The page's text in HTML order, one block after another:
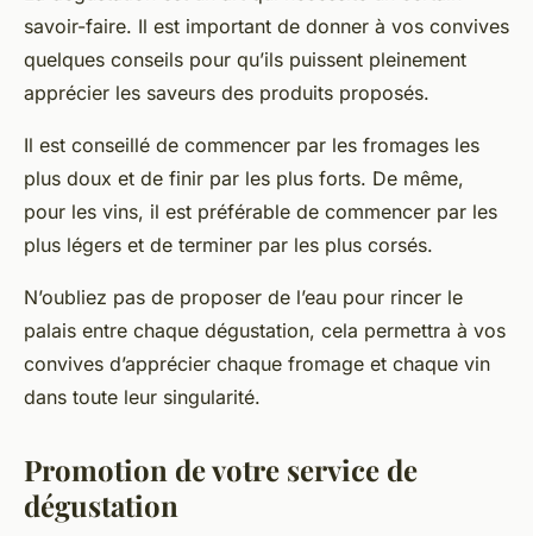
savoir-faire. Il est important de donner à vos convives
quelques conseils pour qu’ils puissent pleinement
apprécier les saveurs des produits proposés.
Il est conseillé de commencer par les fromages les
plus doux et de finir par les plus forts. De même,
pour les vins, il est préférable de commencer par les
plus légers et de terminer par les plus corsés.
N’oubliez pas de proposer de l’eau pour rincer le
palais entre chaque dégustation, cela permettra à vos
convives d’apprécier chaque fromage et chaque vin
dans toute leur singularité.
Promotion de votre service de
dégustation